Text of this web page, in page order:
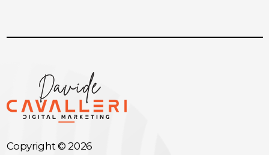
Copyright © 2026